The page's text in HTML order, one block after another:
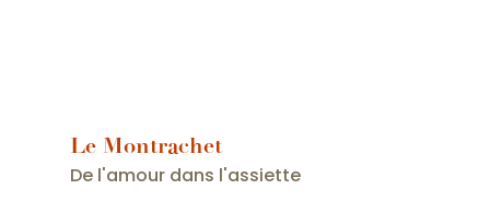
Le Montrachet
De l'amour dans l'assiette